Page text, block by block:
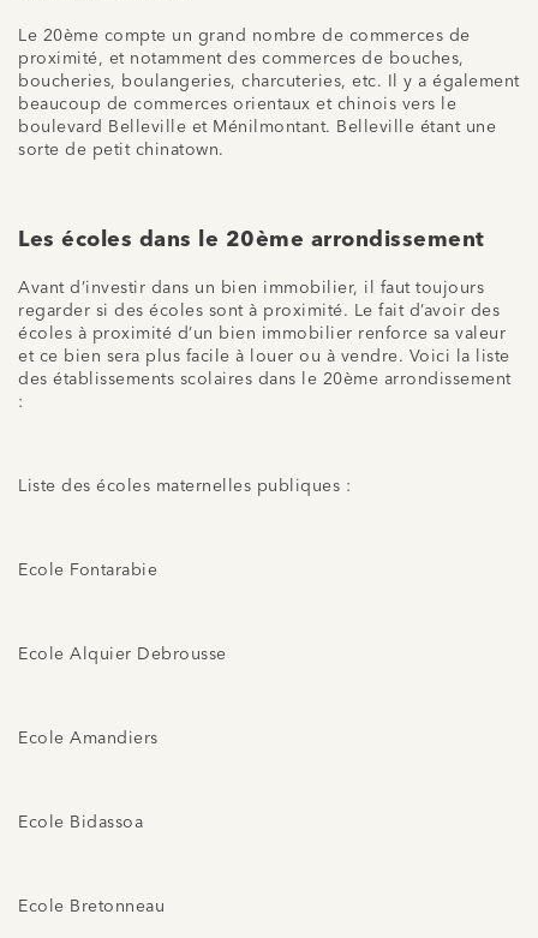
Le 20ème compte un grand nombre de commerces de
proximité, et notamment des commerces de bouches,
boucheries, boulangeries, charcuteries, etc. Il y a également
beaucoup de commerces orientaux et chinois vers le
boulevard Belleville et Ménilmontant. Belleville étant une
sorte de petit chinatown.
Les écoles dans le 20ème arrondissement
Avant d’investir dans un bien immobilier, il faut toujours
regarder si des écoles sont à proximité. Le fait d’avoir des
écoles à proximité d’un bien immobilier renforce sa valeur
et ce bien sera plus facile à louer ou à vendre. Voici la liste
des établissements scolaires dans le 20ème arrondissement
:
Liste des écoles maternelles publiques :
Ecole Fontarabie
Ecole Alquier Debrousse
Ecole Amandiers
Ecole Bidassoa
Ecole Bretonneau